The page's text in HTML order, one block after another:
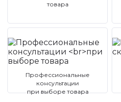
товара
Профессиональные
консультации
при выборе товара